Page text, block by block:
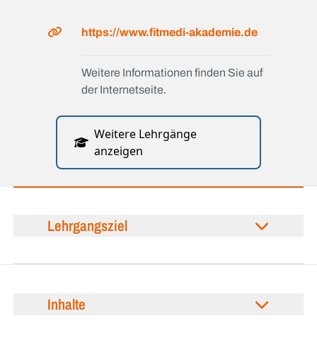
https://www.fitmedi-akademie.de
Weitere Informationen finden Sie auf
der Internetseite.
Weitere Lehrgänge
anzeigen
Lehrgangsziel
Inhalte